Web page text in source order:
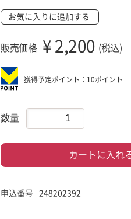
お気に入りに追加する
販売価格 ¥ 2,200 (税込)
獲得予定ポイント：10ポイント
数量
カートに入れ
申込番号 248202392